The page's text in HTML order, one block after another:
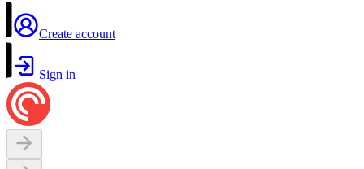
Create account
Sign in